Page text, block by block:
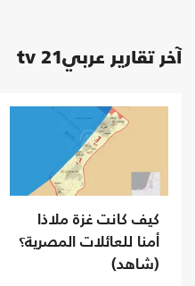
آخر تقارير عربي21 tv
كيف كانت غزة ملاذا
أمنا للعائلات المصرية؟
(شاهد)